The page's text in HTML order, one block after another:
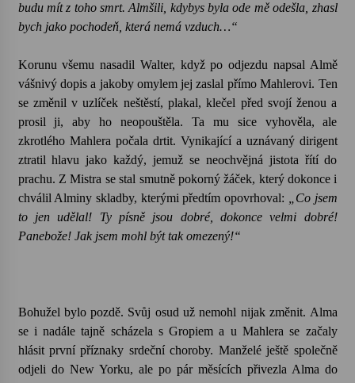
budu mít z toho smrt. Almšili, kdybys byla ode mě odešla, zhasl
bych jako pochodeň, která nemá vzduch…“
Korunu všemu nasadil Walter, když po odjezdu napsal Almě
vášnivý dopis a jakoby omylem jej zaslal přímo Mahlerovi. Ten
se změnil v uzlíček neštěstí, plakal, klečel před svojí ženou a
prosil ji, aby ho neopouštěla. Ta mu sice vyhověla, ale
zkrotlého Mahlera počala drtit. Vynikající a uznávaný dirigent
ztratil hlavu jako každý, jemuž se neochvějná jistota řítí do
prachu. Z Mistra se stal smutně pokorný žáček, který dokonce i
chválil Alminy skladby, kterými předtím opovrhoval:
„Co jsem
to jen udělal! Ty písně jsou dobré, dokonce velmi dobré!
Panebože! Jak jsem mohl být tak omezený!“
Bohužel bylo pozdě. Svůj osud už nemohl nijak změnit. Alma
se i nadále tajně scházela s Gropiem a u Mahlera se začaly
hlásit první příznaky srdeční choroby. Manželé ještě společně
odjeli do New Yorku, ale po pár měsících přivezla Alma do